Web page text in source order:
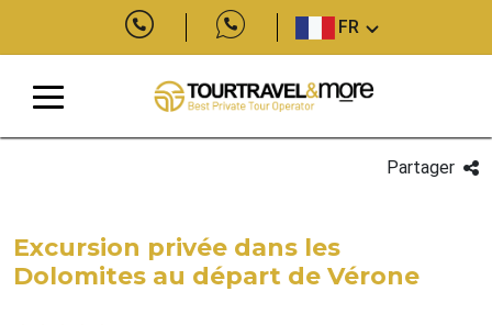
FR
Partager
Excursion privée dans les
Dolomites au départ de Vérone